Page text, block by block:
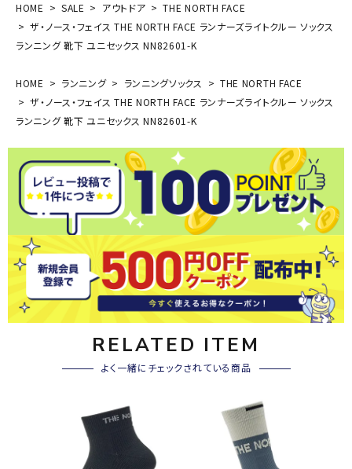
HOME
SALE アウトドア
THE NORTH FACE
ザ・ノース・フェイス THE NORTH FACE ランナーズライトクルー ソックス
ランニング 靴下 ユニセックス NN82601-K
HOME ランニング ランニングソックス
THE NORTH FACE
ザ・ノース・フェイス THE NORTH FACE ランナーズライトクルー ソックス
ランニング 靴下 ユニセックス NN82601-K
RELATED ITEM
よく一緒にチェックされている商品